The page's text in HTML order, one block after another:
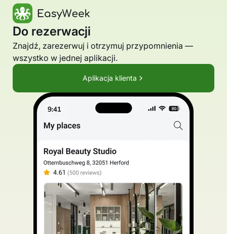
Do rezerwacji
Znajdź, zarezerwuj i otrzymuj przypomnienia —
wszystko w jednej aplikacji.
Aplikacja klienta